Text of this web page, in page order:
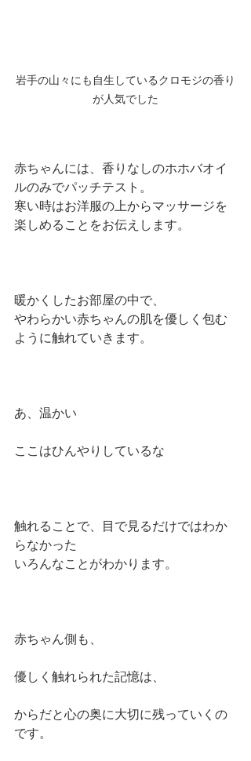
岩手の山々にも自生しているクロモジの香り
が人気でした
赤ちゃんには、香りなしのホホバオイ
ルのみでパッチテスト。
寒い時はお洋服の上からマッサージを
楽しめることをお伝えします。
暖かくしたお部屋の中で、
やわらかい赤ちゃんの肌を優しく包む
ように触れていきます。
あ、温かい
ここはひんやりしているな
触れることで、目で見るだけではわか
らなかった
いろんなことがわかります。
赤ちゃん側も、
優しく触れられた記憶は、
からだと心の奥に大切に残っていくの
です。